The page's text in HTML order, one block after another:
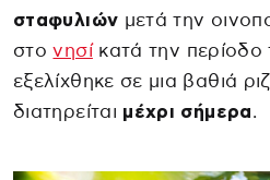
σταφυλιών μετά την
στονησίκατά την περίοδο
εξελίχθηκε σε μια βαθιά
διατηρείται μέχρι σήμερα.